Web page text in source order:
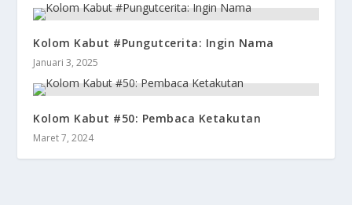
Kolom Kabut #Pungutcerita: Ingin Nama
Januari 3, 2025
Kolom Kabut #50: Pembaca Ketakutan
Maret 7, 2024